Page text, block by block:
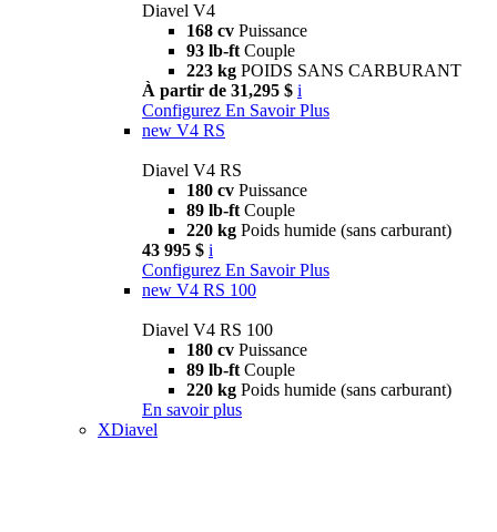
Diavel V4
168 cv Puissance
93 lb-ft Couple
223 kg POIDS SANS CARBURANT
À partir de 31,295 $ i
Configurez En Savoir Plus
new V4 RS
Diavel V4 RS
180 cv Puissance
89 lb-ft Couple
220 kg Poids humide (sans carburant)
43 995 $ i
Configurez En Savoir Plus
new V4 RS 100
Diavel V4 RS 100
180 cv Puissance
89 lb-ft Couple
220 kg Poids humide (sans carburant)
En savoir plus
XDiavel